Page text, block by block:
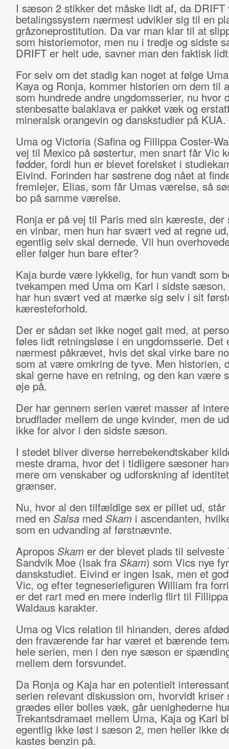
I sæson 2 stikker det måske lidt af, da DRIFT
betalingssystem nærmest udvikler sig til en
gråzoneprostitution. Da var man klar til at
som historiemotor, men nu i tredje og sidste
DRIFT er helt ude, savner man den faktisk
For selv om det stadig kan noget at følge
Kaya og Ronja, kommer historien om dem til
som hundrede andre ungdomsserier, nu hvor
stenbesatte balaklava er pakket væk og
mineralsk orangevin og danskstudier på KUA.
Uma og Victoria (Safina og Fillippa Coster-
vej til Mexico på søstertur, men snart får Vic
fødder, fordi hun er blevet forelsket i
Eivind. Forinden har søstrene dog nået at
fremlejer, Elias, som får Umas værelse, så
bo på samme værelse.
Ronja er på vej til Paris med sin kæreste, der
en vinbar, men hun har svært ved at regne
egentlig selv skal dernede. Vil hun
eller følger hun bare efter?
Kaja burde være lykkelig, for hun vandt som
tvekampen med Uma om Karl i sidste sæson.
har hun svært ved at mærke sig selv i sit
kæresteforhold.
Der er sådan set ikke noget galt med, at
føles lidt retningsløse i en ungdomsserie. Det
nærmest påkrævet, hvis det skal virke bare
som at være omkring de tyve. Men historien,
skal gerne have en retning, og den kan være
øje på.
Der har gennem serien været masser af
brudflader mellem de unge kvinder, men de
ikke for alvor i den sidste sæson.
I stedet bliver diverse herrebekendtskaber
meste drama, hvor det i tidligere sæsoner
mere om venskaber og udforskning af
grænser.
Nu, hvor al den tilfældige sex er pillet ud, står
med en Salsamed Skami ascendanten,
som en udvanding af førstnævnte.
Apropos Skamer der blevet plads til selveste
Sandvik Moe (Isak fra Skam) som Vics nye
danskstudiet. Eivind er ingen Isak, men et
Vic, og efter tegneseriefiguren William fra
er det rart med en mere inderlig flirt til
Waldaus karakter.
Uma og Vics relation til hinanden, deres
den fraværende far har været et bærende
hele serien, men i den nye sæson er
mellem dem forsvundet.
Da Ronja og Kaja har en potentielt
serien relevant diskussion om, hvorvidt kriser
grædes eller bolles væk, går uenighederne
Trekantsdramaet mellem Uma, Kaja og Karl
egentlig ikke løst i sæson 2, men heller ikke
kastes benzin på.